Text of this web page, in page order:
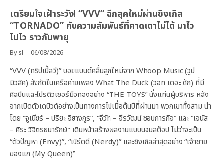
เตรียมใจเฝ้าระวัง! “VVV” ฉีกลุคใหม่ผ่านซิงเกิล
“TORNADO” กับความสัมพันธ์ที่คาดเดาไม่ได้ มาไว
ไปไว ราวกับพายุ
Bysl 06/08/2026
“VVV (ทริปเปิ้ลวี)” บอยแบนด์คลื่นลูกใหม่จาก Whoop Music (วูป
มิวสิค) สังกัดในเครือค่ายเพลง What The Duck (วอท เดอะ ดัก) ที่มี
ศิลปินและโปรดิวเซอร์มือทองอย่าง “THE TOYS” นั่งแท่นผู้บริหาร หลัง
จากเปิดตัวเดบิวต์อย่างเป็นทางการไปเมื่อต้นปีที่ผ่านมา พวกเขาทั้งสาม นำ
โดย “จูเนียร์ – ปริยะ จิยางกูร”, “จีวัท – จีรวัฒน์ ชอบการกิจ” และ “เจนัส
– ศิระ วิจิตรธนารักษ์” เดินหน้าสร้างผลงานแบบนอนสต็อป ไม่ว่าจะเป็น
“ตัวปัญหา (Envy)”, “เนิร์ดดี (Nerdy)” และซิงเกิลล่าสุดอย่าง “เจ้าชาย
ของแก (My Queen)”